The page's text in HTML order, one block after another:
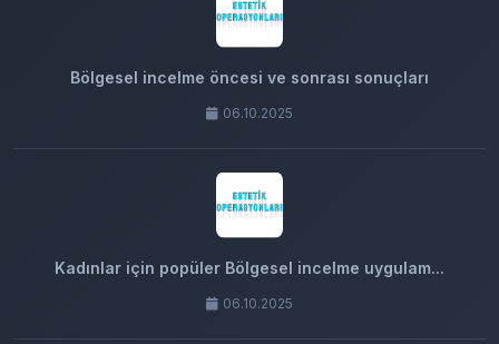
Bölgesel incelme öncesi ve sonrası sonuçları
06.10.2025
Kadınlar için popüler Bölgesel incelme uygulam...
06.10.2025